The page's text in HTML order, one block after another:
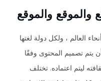
العالم ، ولكل دولة لغتها
يتم تصميم المحتوى وفقًا
ليتم اعتماده. تختلف